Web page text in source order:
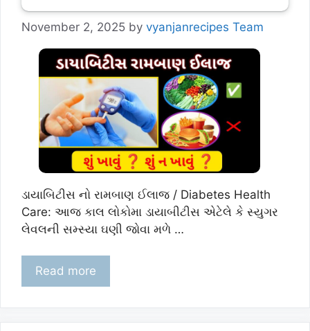
November 2, 2025 by vyanjanrecipes Team
ડાયાબિટીસ નો રામબાણ ઈલાજ / Diabetes Health
Care: આજ કાલ લોકોમા ડાયાબીટીસ એટેલે કે સ્યુગર
લેવલની સમ્સ્યા ઘણી જોવા મળે …
Read more